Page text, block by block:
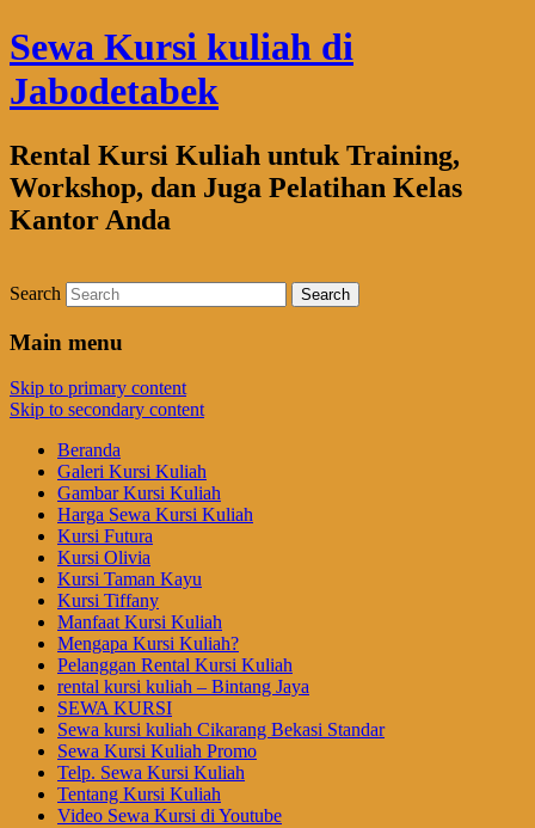
Sewa Kursi kuliah di
Jabodetabek
Rental Kursi Kuliah untuk Training,
Workshop, dan Juga Pelatihan Kelas
Kantor Anda
Search
Main menu
Skip to primary content
Skip to secondary content
Beranda
Galeri Kursi Kuliah
Gambar Kursi Kuliah
Harga Sewa Kursi Kuliah
Kursi Futura
Kursi Olivia
Kursi Taman Kayu
Kursi Tiffany
Manfaat Kursi Kuliah
Mengapa Kursi Kuliah?
Pelanggan Rental Kursi Kuliah
rental kursi kuliah – Bintang Jaya
SEWA KURSI
Sewa kursi kuliah Cikarang Bekasi Standar
Sewa Kursi Kuliah Promo
Telp. Sewa Kursi Kuliah
Tentang Kursi Kuliah
Video Sewa Kursi di Youtube